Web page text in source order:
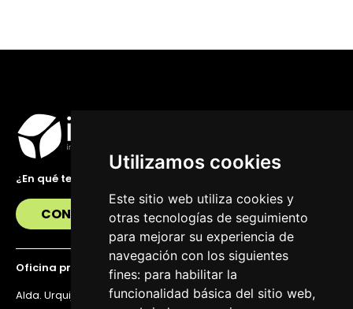
Utilizamos cookies
Este sitio web utiliza cookies y
otras tecnologías de seguimiento
para mejorar su experiencia de
navegación con los siguientes
fines: para habilitar la
funcionalidad básica del sitio web,
¿En qué te podemos ayudar?
CONTÁCTANOS
Oficina principal
Alda. Urquijo 36, 6ª planta, 48011 Bilbao